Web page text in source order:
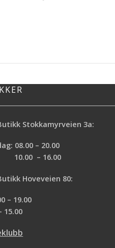
Stokkamyrveien 3a:
08.00 – 20.00
– 16.00
Hoveveien 80:
– 19.00
15.00